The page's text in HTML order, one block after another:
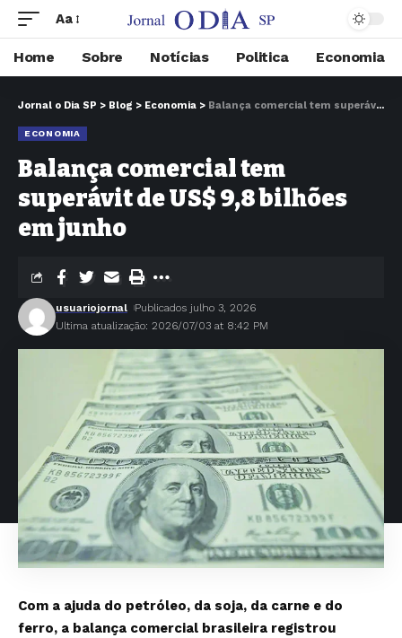
Aa
Home Sobre Notícias Politica Economia
Jornal o Dia SP > Blog > Economia > Balança comercial tem superávit de US$ 9,8 bilhões em junho
ECONOMIA
Balança comercial tem
superávit de US$ 9,8 bilhões
em junho
Ultima atualização: 2026/07/03 at 8:42 PM
usuariojornal Publicados julho 3, 2026
Com a ajuda do petróleo, da soja, da carne e do
ferro, a balança comercial brasileira registrou